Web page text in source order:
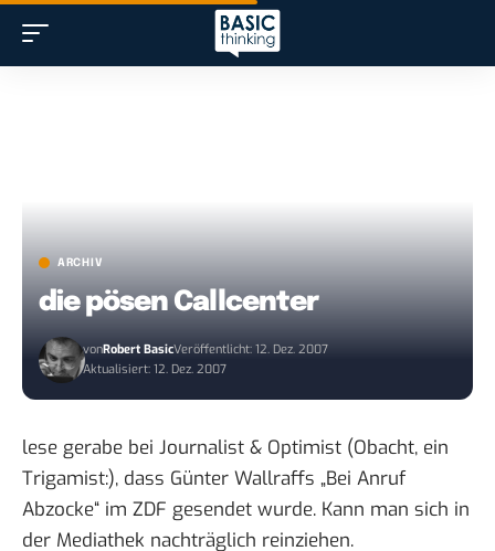
ARCHIV
die pösen Callcenter
vonRobert BasicVeröffentlicht: 12. Dez. 2007
Aktualisiert: 12. Dez. 2007
lese gerabe bei Journalist & Optimist (Obacht, ein
Trigamist:), dass Günter Wallraffs „Bei Anruf
Abzocke“ im ZDF gesendet wurde. Kann man sich in
der Mediathek nachträglich reinziehen.